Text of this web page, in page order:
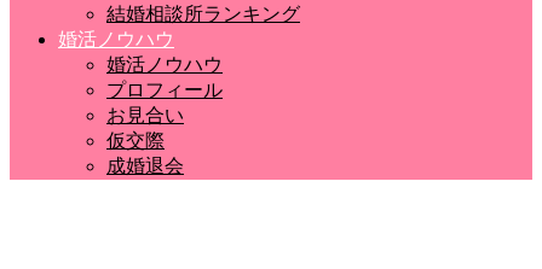
結婚相談所ランキング
婚活ノウハウ
婚活ノウハウ
プロフィール
お見合い
仮交際
成婚退会